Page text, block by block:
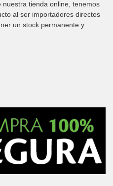
tienda online, tenemos
al ser importadores directos
un stock permanente y